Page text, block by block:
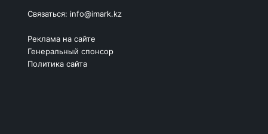
Связаться: info@imark.kz
Реклама на сайте
Генеральный спонсор
Политика сайта